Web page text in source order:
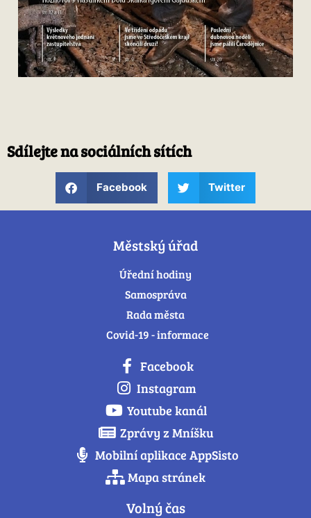
Sdílejte na sociálních sítích
Facebook Twitter
Městský úřad
Úřední hodiny
Samospráva
Rada města
Covid-19 - informace
Facebook
Instagram
Youtube kanál
Zprávy z Mníšku
Mobilní aplikace AppSisto
Mapa stránek
Volný čas